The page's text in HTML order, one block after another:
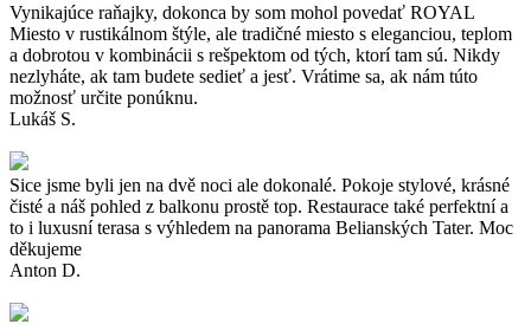
Vynikajúce raňajky, dokonca by som mohol povedať ROYAL
Miesto v rustikálnom štýle, ale tradičné miesto s eleganciou, teplom
a dobrotou v kombinácii s rešpektom od tých, ktorí tam sú. Nikdy
nezlyháte, ak tam budete sedieť a jesť. Vrátime sa, ak nám túto
možnosť určite ponúknu.
Lukáš S.
Sice jsme byli jen na dvě noci ale dokonalé. Pokoje stylové, krásné
čisté a náš pohled z balkonu prostě top. Restaurace také perfektní a
to i luxusní terasa s výhledem na panorama Belianských Tater. Moc
děkujeme
Anton D.